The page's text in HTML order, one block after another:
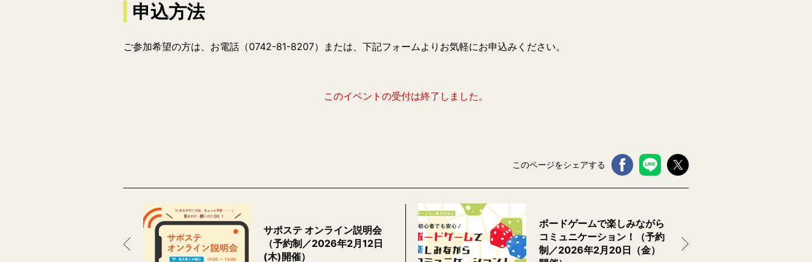
申込方法
ご参加希望の方は、お電話（0742-81-8207）または、下記フォームよりお気軽にお申込みください。
このイベントの受付は終了しました。
このページをシェアする
サポステ オンライン説明会
（予約制／2026年2月12日
(木)開催）
ボードゲームで楽しみながら
コミュニケーション！（予約
制／2026年2月20日（金）